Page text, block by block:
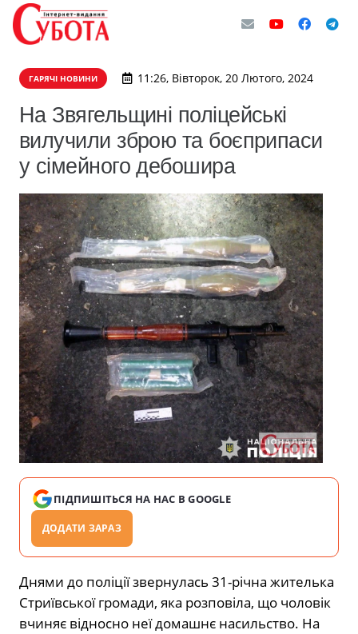
ГАРЯЧІ НОВИНИ 11:26, Вівторок, 20 Лютого, 2024
На Звягельщині поліцейські
вилучили зброю та боєприпаси
у сімейного дебошира
ПІДПИШІТЬСЯ НА НАС В GOOGLE
ДОДАТИ ЗАРАЗ
Днями до поліції звернулась 31-річна жителька
Стриївської громади, яка розповіла, що чоловік
вчиняє відносно неї домашнє насильство. На